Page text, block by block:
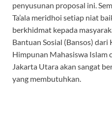
penyusunan proposal ini.
Ta’ala meridhoi setiap niat
berkhidmat kepada
Bantuan Sosial (Bansos)
Himpunan Mahasiswa Islam
Jakarta Utara akan sangat
yang membutuhkan.